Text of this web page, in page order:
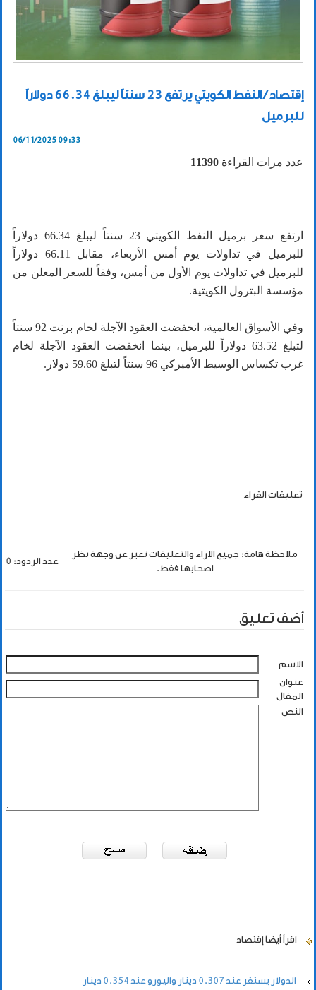
إقتصاد / النفط الكويتي يرتفع 23 سنتاً ليبلغ 66.34 دولاراً
للبرميل
06/11/2025 09:33
عدد مرات القراءة 11390
ارتفع سعر برميل النفط الكويتي 23 سنتاً ليبلغ 66.34 دولاراً
للبرميل في تداولات يوم أمس الأربعاء، مقابل 66.11 دولاراً
للبرميل في تداولات يوم الأول من أمس، وفقاً للسعر المعلن من
مؤسسة البترول الكويتية.
وفي الأسواق العالمية، انخفضت العقود الآجلة لخام برنت 92 سنتاً
لتبلغ 63.52 دولاراً للبرميل، بينما انخفضت العقود الآجلة لخام
غرب تكساس الوسيط الأميركي 96 سنتاً لتبلغ 59.60 دولار.
تعليقات القراء
ملاحظة هامة: جميع الاراء والتعليقات تعبر عن وجهة نظر
اصحابها فقط.
عدد الردود: 0
أضف تعليق
الاسم
عنوان
المقال
النص
اقرأ أيضاً إقتصاد
الدولار يستقر عند 0.307 دينار واليورو عند 0.354 دينار